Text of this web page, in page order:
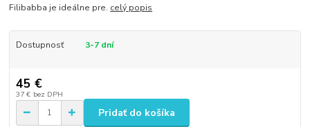
Filibabba je ideálne pre. celý popis
Dostupnosť 3-7 dní
45 €
37 € bez DPH
Pridať do košíka